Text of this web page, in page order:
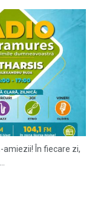
amiezii! În fiecare zi,